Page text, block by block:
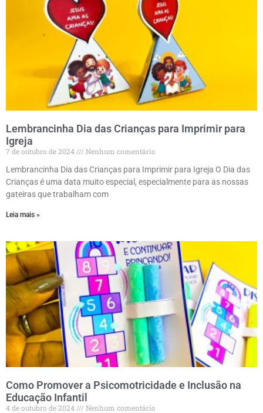
Lembrancinha Dia das Crianças para Imprimir para
Igreja
7 de outubro de 2024
Nenhum comentário
Lembrancinha Dia das Crianças para Imprimir para Igreja O Dia das
Crianças é uma data muito especial, especialmente para as nossas
gateiras que trabalham com
Leia mais »
Como Promover a Psicomotricidade e Inclusão na
Educação Infantil
4 de outubro de 2024
Nenhum comentário